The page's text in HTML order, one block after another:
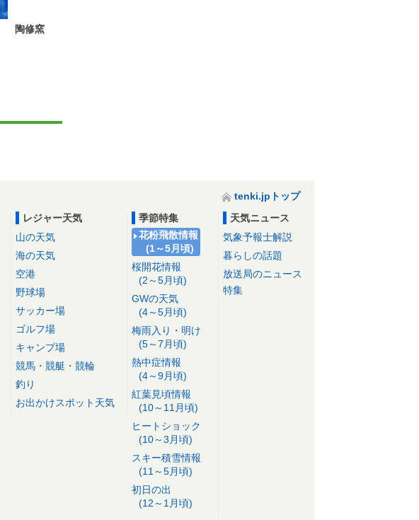
陶修窯 碁点焼
tenki.jpトップ
レジャー天気
山の天気
海の天気
空港
野球場
サッカー場
ゴルフ場
キャンプ場
競馬・競艇・競輪
釣り
お出かけスポット天気
季節特集
花粉飛散情報
(1～5月頃)
桜開花情報
(2～5月頃)
GWの天気
(4～5月頃)
梅雨入り・明け
(5～7月頃)
熱中症情報
(4～9月頃)
紅葉見頃情報
(10～11月頃)
ヒートショック
(10～3月頃)
スキー積雪情報
(11～5月頃)
初日の出
(12～1月頃)
天気ニュース
気象予報士解説
暮らしの話題
放送局のニュース
特集